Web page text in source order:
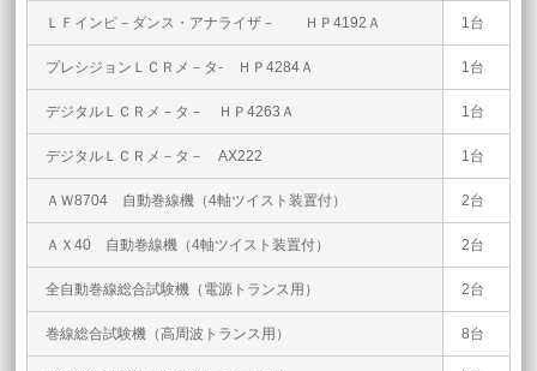
ＬＦインピ－ダンス・アナライザ－ ＨＰ4192Ａ 1台
プレシジョンＬＣＲメ－タ- ＨＰ4284Ａ 1台
デジタルＬＣＲメ－タ－ ＨＰ4263Ａ 1台
デジタルＬＣＲメ－タ－ AX222 1台
ＡＷ8704 自動巻線機（4軸ツイスト装置付） 2台
ＡＸ40 自動巻線機（4軸ツイスト装置付） 2台
全自動巻線総合試験機（電源トランス用） 2台
巻線総合試験機（高周波トランス用） 8台